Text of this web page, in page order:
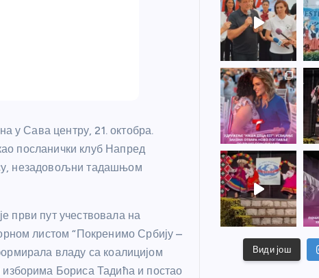
у Сава центру, 21. октобра.
посланички клуб Напред
незадовољни тадашњом
први пут учествовала на
листом “Покренимо Србију –
владу са коалицијом
Бориса Тадића и постао
Види још